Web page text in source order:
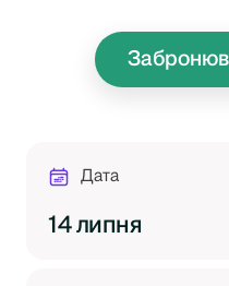
Дата
14 липня